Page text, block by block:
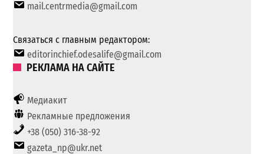
mail.centrmedia@gmail.com
Связаться с главным редактором:
editorinchief.odesalife@gmail.com
РЕКЛАМА НА САЙТЕ
Медиакит
Рекламные предложения
+38 (050) 316-38-92
gazeta_np@ukr.net